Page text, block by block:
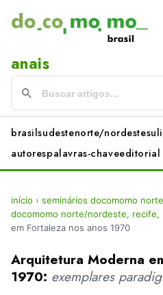
anais
brasilsudestenorte/nordestesul
autorespalavras-chaveeditorial
início › seminários docomomo
docomomo norte/nordeste, recife,
em Fortaleza nos anos 1970
Arquitetura Moderna
1970: exemplares